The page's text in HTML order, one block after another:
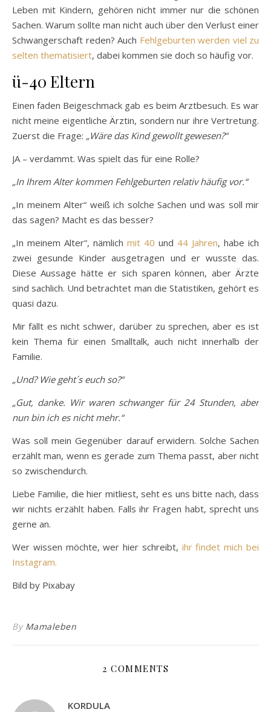
Leben mit Kindern, gehören nicht immer nur die schönen
Sachen. Warum sollte man nicht auch über den Verlust einer
Schwangerschaft reden? Auch Fehlgeburten werden viel zu
selten thematisiert, dabei kommen sie doch so häufig vor.
ü-40 Eltern
Einen faden Beigeschmack gab es beim Arztbesuch. Es war
nicht meine eigentliche Ärztin, sondern nur ihre Vertretung.
Zuerst die Frage: „Wäre das Kind gewollt gewesen?“
JA – verdammt. Was spielt das für eine Rolle?
„In Ihrem Alter kommen Fehlgeburten relativ häufig vor.“
„In meinem Alter“ weiß ich solche Sachen und was soll mir
das sagen? Macht es das besser?
„In meinem Alter“, nämlich mit 40 und 44 Jahren, habe ich
zwei gesunde Kinder ausgetragen und er wusste das.
Diese Aussage hätte er sich sparen können, aber Ärzte
sind sachlich. Und betrachtet man die Statistiken, gehört es
quasi dazu.
Mir fällt es nicht schwer, darüber zu sprechen, aber es ist
kein Thema für einen Smalltalk, auch nicht innerhalb der
Familie.
„Und? Wie geht´s euch so?“
„Gut, danke. Wir waren schwanger für 24 Stunden, aber
nun bin ich es nicht mehr.“
Was soll mein Gegenüber darauf erwidern. Solche Sachen
erzählt man, wenn es gerade zum Thema passt, aber nicht
so zwischendurch.
Liebe Familie, die hier mitliest, seht es uns bitte nach, dass
wir nichts erzählt haben. Falls ihr Fragen habt, sprecht uns
gerne an.
Wer wissen möchte, wer hier schreibt, ihr findet mich bei
Instagram.
Bild by Pixabay
By Mamaleben
2 COMMENTS
KORDULA